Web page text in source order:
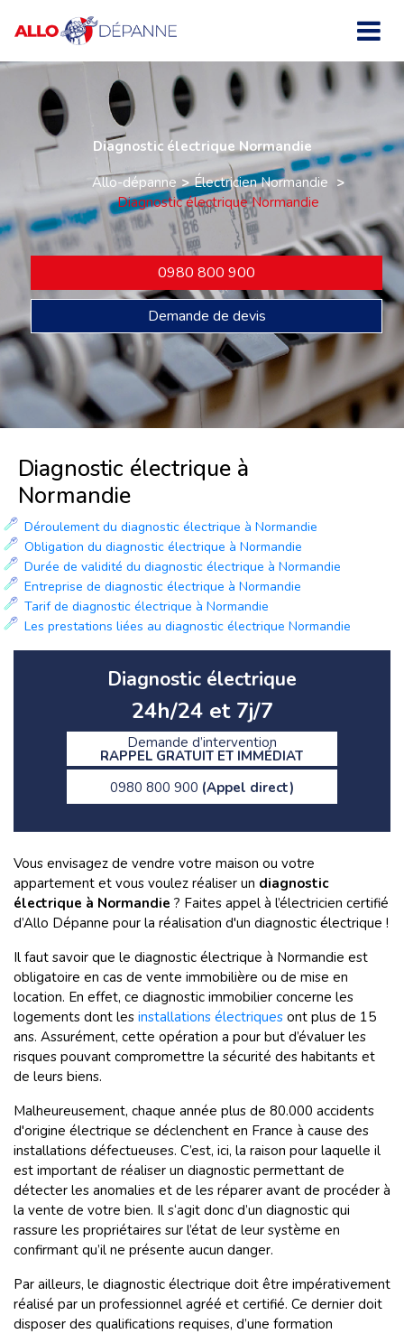
Diagnostic électrique Normandie
Allo-dépanne
Électricien Normandie
Diagnostic électrique Normandie
0980 800 900
Demande de devis
Diagnostic électrique à
Normandie
Déroulement du diagnostic électrique à Normandie
Obligation du diagnostic électrique à Normandie
Durée de validité du diagnostic électrique à Normandie
Entreprise de diagnostic électrique à Normandie
Tarif de diagnostic électrique à Normandie
Les prestations liées au diagnostic électrique Normandie
Diagnostic électrique
24h/24 et 7j/7
Demande d’intervention
RAPPEL GRATUIT ET IMMÉDIAT
0980 800 900 (Appel direct)
Vous envisagez de vendre votre maison ou votre
appartement et vous voulez réaliser un diagnostic
électrique à Normandie ? Faites appel à l’électricien certifié
d’Allo Dépanne pour la réalisation d'un diagnostic électrique !
Il faut savoir que le diagnostic électrique à Normandie est
obligatoire en cas de vente immobilière ou de mise en
location. En effet, ce diagnostic immobilier concerne les
logements dont les installations électriques ont plus de 15
ans. Assurément, cette opération a pour but d’évaluer les
risques pouvant compromettre la sécurité des habitants et
de leurs biens.
Malheureusement, chaque année plus de 80.000 accidents
d'origine électrique se déclenchent en France à cause des
installations défectueuses. C’est, ici, la raison pour laquelle il
est important de réaliser un diagnostic permettant de
détecter les anomalies et de les réparer avant de procéder à
la vente de votre bien. Il s‘agit donc d’un diagnostic qui
rassure les propriétaires sur l’état de leur système en
confirmant qu’il ne présente aucun danger.
Par ailleurs, le diagnostic électrique doit être impérativement
réalisé par un professionnel agréé et certifié. Ce dernier doit
disposer des qualifications requises, d’une formation